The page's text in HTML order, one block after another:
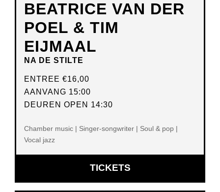
BEATRICE VAN DER
POEL & TIM
EIJMAAL
NA DE STILTE
ENTREE €16,00
AANVANG 15:00
DEUREN OPEN 14:30
Chamber music | Singer-songwriter | Soul & pop |
Vocal jazz
TICKETSOPENT
IN